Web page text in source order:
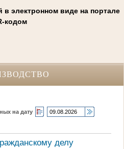
электронном виде на портале
кодом
на дату
делу